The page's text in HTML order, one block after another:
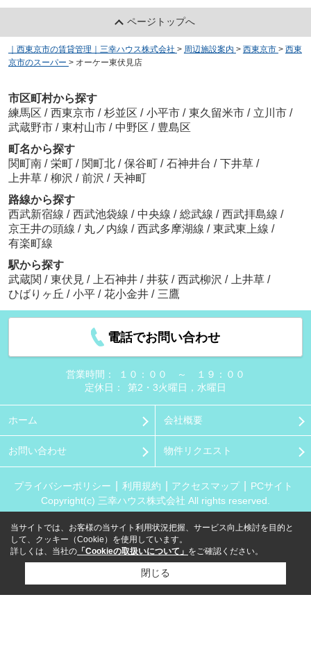
ページトップへ
｜西東京市の賃貸管理｜三幸ハウス株式会社 > 周辺施設案内 > 西東京市 > 西東
京市のスーパー > オーケー東伏見店
市区町村から探す
練馬区 / 西東京市 / 杉並区 / 小平市 / 東久留米市 / 立川市 /
武蔵野市 / 東村山市 / 中野区 / 豊島区
町名から探す
関町南 / 栄町 / 関町北 / 保谷町 / 石神井台 / 下井草 /
上井草 / 柳沢 / 前沢 / 天神町
路線から探す
西武新宿線 / 西武池袋線 / 中央線 / 総武線 / 西武拝島線 /
京王井の頭線 / 丸ノ内線 / 西武多摩湖線 / 東武東上線 /
有楽町線
駅から探す
武蔵関 / 東伏見 / 上石神井 / 井荻 / 西武柳沢 / 上井草 /
ひばりヶ丘 / 小平 / 花小金井 / 三鷹
電話でお問い合わせ
営業時間：
１０：００ ～ １９：００
定休日：
第2・3火曜日，水曜日
ホーム 会社概要
お問い合わせ 物件リクエスト
プライバシーポリシー 利用規約 アクセスマップ
PCサイト
Copyright(c) 三幸ハウス株式会社 All rights reserved.
当サイトでは、お客様の当サイト利用状況把握、サービス向上検討を目的と
して、クッキー（Cookie）を使用しています。
詳しくは、当社の 「Cookieの取扱いについて」 をご確認ください。
閉じる